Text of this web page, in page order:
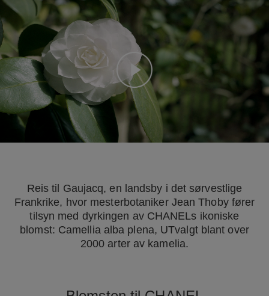
Reis til Gaujacq, en landsby i det sørvestlige
Frankrike, hvor mesterbotaniker Jean Thoby fører
tilsyn med dyrkingen av CHANELs ikoniske
blomst: Camellia alba plena, UTvalgt blant over
2000 arter av kamelia.